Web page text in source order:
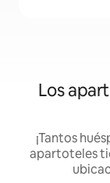
Los
¡Tantos
apartoteles